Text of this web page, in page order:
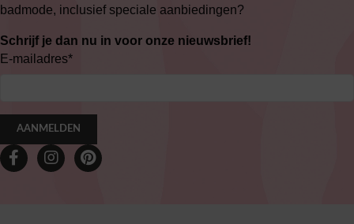
badmode, inclusief speciale aanbiedingen?
Schrijf je dan nu in voor onze nieuwsbrief!
E-mailadres*
AANMELDEN